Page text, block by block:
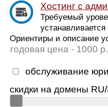
Хостинг с
Требуемый
Ориентиры и описание
годовая цена - 1000
обслуживание
скидки на домены